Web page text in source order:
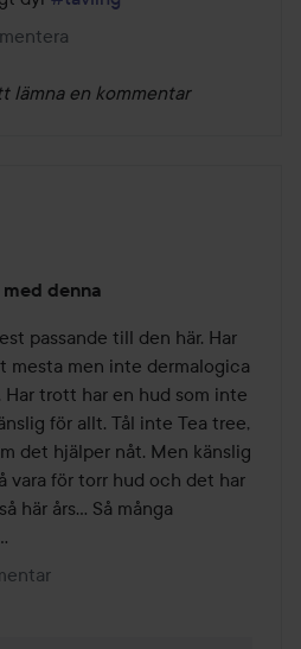
lämna en kommentar
6 år
denna
passande till den här. Har
mesta men inte dermalogica
trott har en hud som inte
för allt. Tål inte Tea tree,
det hjälper nåt. Men känslig
vara för torr hud och det har
här års... Så många